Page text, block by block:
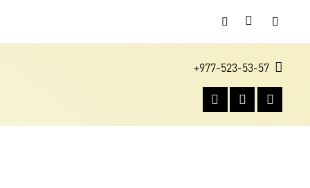
+977-523-53-57